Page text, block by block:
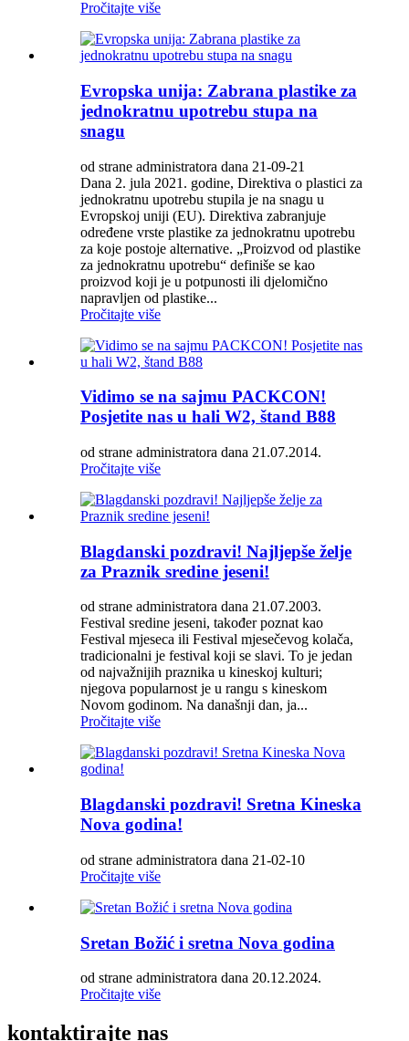
Pročitajte više
Evropska unija: Zabrana plastike za
jednokratnu upotrebu stupa na
snagu
od strane administratora dana 21-09-21
Dana 2. jula 2021. godine, Direktiva o plastici za
jednokratnu upotrebu stupila je na snagu u
Evropskoj uniji (EU). Direktiva zabranjuje
određene vrste plastike za jednokratnu upotrebu
za koje postoje alternative. „Proizvod od plastike
za jednokratnu upotrebu“ definiše se kao
proizvod koji je u potpunosti ili djelomično
napravljen od plastike...
Pročitajte više
Vidimo se na sajmu PACKCON!
Posjetite nas u hali W2, štand B88
od strane administratora dana 21.07.2014.
Pročitajte više
Blagdanski pozdravi! Najljepše želje
za Praznik sredine jeseni!
od strane administratora dana 21.07.2003.
Festival sredine jeseni, također poznat kao
Festival mjeseca ili Festival mjesečevog kolača,
tradicionalni je festival koji se slavi. To je jedan
od najvažnijih praznika u kineskoj kulturi;
njegova popularnost je u rangu s kineskom
Novom godinom. Na današnji dan, ja...
Pročitajte više
Blagdanski pozdravi! Sretna Kineska
Nova godina!
od strane administratora dana 21-02-10
Pročitajte više
Sretan Božić i sretna Nova godina
od strane administratora dana 20.12.2024.
Pročitajte više
kontaktirajte nas